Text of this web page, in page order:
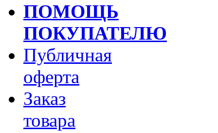
ПОМОЩЬ
ПОКУПАТЕЛЮ
Публичная
оферта
Заказ
товара